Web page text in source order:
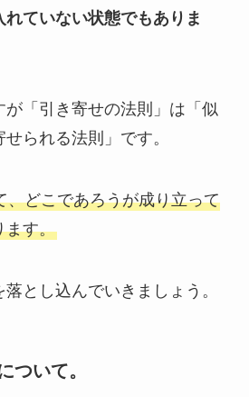
ていない状態でもありま
「引き寄せの法則」は「似
られる法則」です。
、どこであろうが成り立って
ます。
とし込んでいきましょう。
ついて。